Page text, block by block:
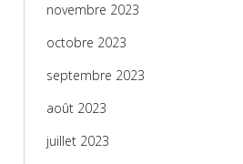
novembre 2023
octobre 2023
septembre 2023
août 2023
juillet 2023